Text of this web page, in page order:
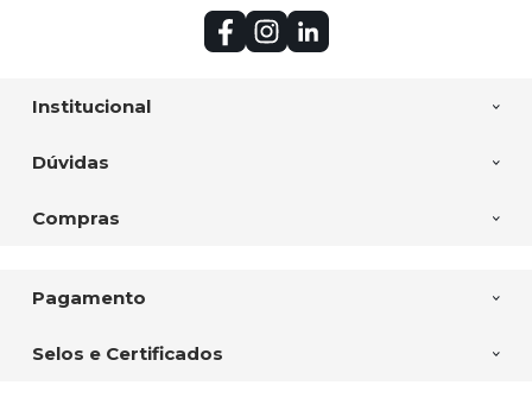
Institucional
Dúvidas
Compras
Pagamento
Selos e Certificados